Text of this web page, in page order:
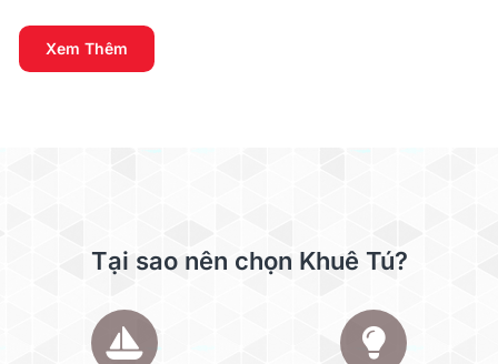
Xem Thêm
Tại sao nên chọn Khuê Tú?